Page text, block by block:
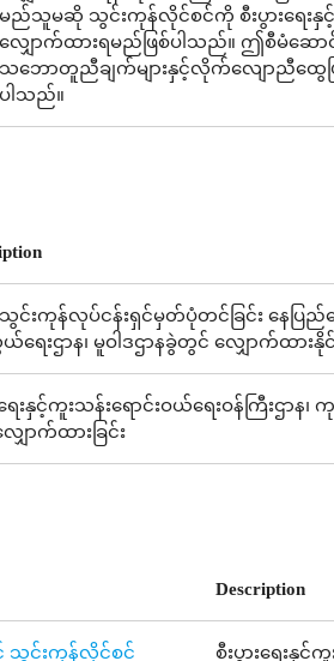
မည်သူမဆို သွင်းကုန်လိုင်စင်ကို စီးပွားရေးနှင့်
လျှောက်ထားရမည်ဖြစ်ပါသည်။ ဤစီမံဆ
သဘောတူညီချက်များနှင့်လိုက်လျောညီထွေ
ပါသည်။
းကုန်လုပ်ငန်းရှင်မှတ်ပုံတင်ခြင်း နေပြည်တေ
ေးဌာန၊ မူဝါဒဌာနခွဲတွင် လျှောက်ထားနို
ရေးနှင့်ကူးသန်းရောင်းဝယ်ရေးဝန်ကြီးဌာန
ျှောက်ထားခြင်း
Description
င် သွင်းကုန်လိုင်စင် စီးပွားရေးနှ